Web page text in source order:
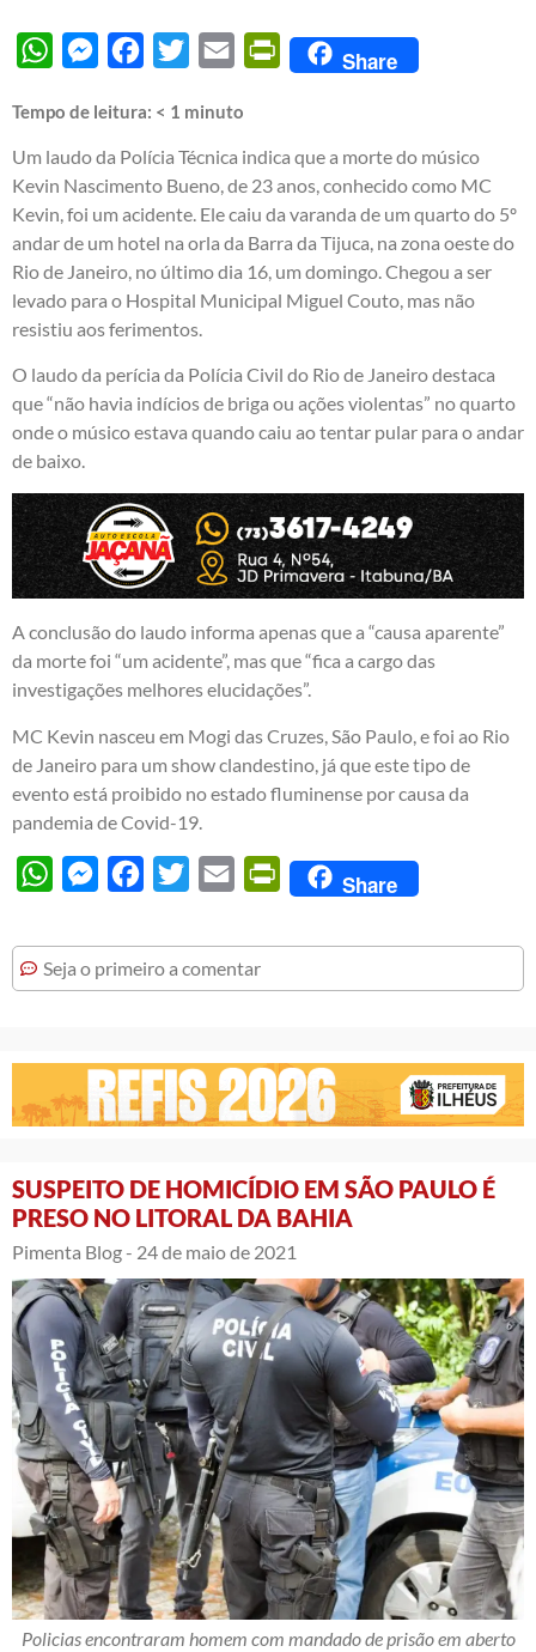
WhatsAppMessengerFacebook
Twitter Email PrintFriendly
Share
Tempo de leitura: < 1 minuto
Um laudo da Polícia Técnica indica quea morte do músico
Kevin Nascimento Bueno , de 23 anos, conhecido como MC
Kevin, foi um acidente. Ele caiu da varanda de um quarto do 5º
andar de um hotel na orla da Barra da Tijuca, na zona oeste do
Rio de Janeiro, no último dia 16, um domingo. Chegou a ser
levado para o Hospital Municipal Miguel Couto, mas não
resistiu aos ferimentos.
O laudo da perícia da Polícia Civil do Rio de Janeiro destaca
que “não havia indícios de briga ou ações violentas” no quarto
onde o músico estava quando caiu ao tentar pular para o andar
de baixo.
A conclusão do laudo informa apenas que a “causa aparente”
da morte foi “um acidente”, mas que “fica a cargo das
investigações melhores elucidações”.
MC Kevin nasceu em Mogi das Cruzes, São Paulo, e foi ao Rio
de Janeiro para um show clandestino, já que este tipo de
evento está proibido no estado fluminense por causa da
pandemia de Covid-19.
WhatsAppMessengerFacebook
Twitter Email PrintFriendly
Share
Seja o primeiro a comentar
SUSPEITO DE HOMICÍDIO EM SÃO PAULO É
PRESO NO LITORAL DA BAHIA
Pimenta Blog - 24 de maio de 2021
Policias encontraram homem com mandado de prisão em aberto